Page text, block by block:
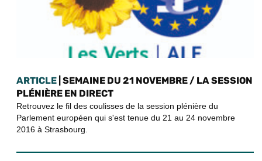
ARTICLE | SEMAINE DU 21 NOVEMBRE / LA SESSION
PLÉNIÈRE EN DIRECT
Retrouvez le fil des coulisses de la session plénière du
Parlement européen qui s'est tenue du 21 au 24 novembre
2016 à Strasbourg.